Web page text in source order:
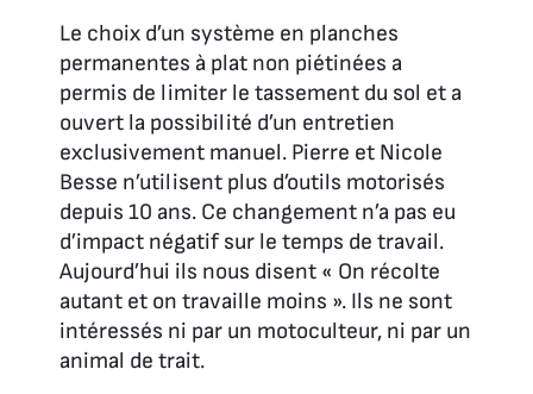
Le choix d’un système en planches
permanentes à plat non piétinées a
permis de limiter le tassement du sol et a
ouvert la possibilité d’un entretien
exclusivement manuel. Pierre et Nicole
Besse n’utilisent plus d’outils motorisés
depuis 10 ans. Ce changement n’a pas eu
d’impact négatif sur le temps de travail.
Aujourd’hui ils nous disent « On récolte
autant et on travaille moins ». Ils ne sont
intéressés ni par un motoculteur, ni par un
animal de trait.